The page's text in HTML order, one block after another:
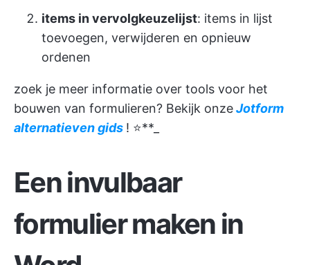
items in vervolgkeuzelijst: items in lijst
toevoegen, verwijderen en opnieuw
ordenen
zoek je meer informatie over tools voor het
bouwen van formulieren? Bekijk onzeJotform
alternatieven gids ! ⭐️**_
Een invulbaar
formulier maken in